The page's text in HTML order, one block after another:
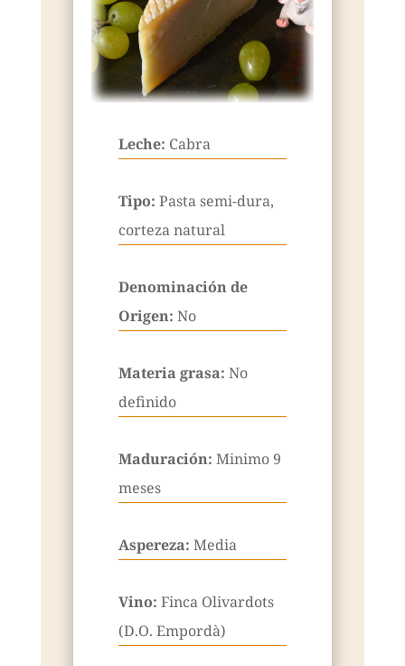
Leche: Cabra
Tipo: Pasta semi-dura,
corteza natural
Denominación de
Origen: No
Materia grasa: No
definido
Maduración: Minimo 9
meses
Aspereza: Media
Vino: Finca Olivardots
(D.O. Empordà)